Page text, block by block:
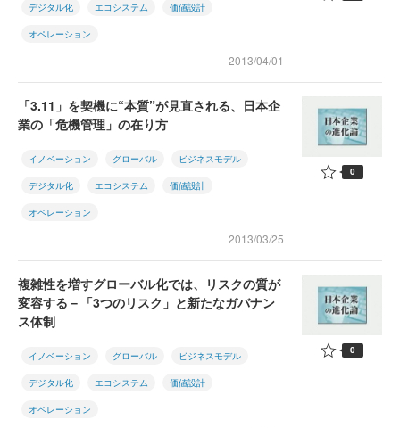
デジタル化 エコシステム 価値設計
オペレーション
2013/04/01
「3.11」を契機に“本質”が見直される、日本企
業の「危機管理」の在り方
イノベーション グローバル ビジネスモデル
デジタル化 エコシステム 価値設計
オペレーション
2013/03/25
0
複雑性を増すグローバル化では、リスクの質が
変容する－「3つのリスク」と新たなガバナン
ス体制
イノベーション グローバル ビジネスモデル
デジタル化 エコシステム 価値設計
オペレーション
0